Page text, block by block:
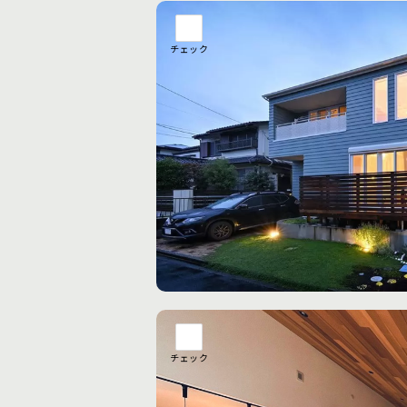
チェック
チェック